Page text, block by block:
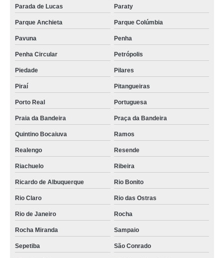
Parada de Lucas Paraty
Parque Anchieta Parque Colúmbia
Pavuna Penha
Penha Circular Petrópolis
Piedade Pilares
Piraí Pitangueiras
Porto Real Portuguesa
Praia da Bandeira Praça da Bandeira
Quintino Bocaiuva Ramos
Realengo Resende
Riachuelo Ribeira
Ricardo de Albuquerque Rio Bonito
Rio Claro Rio das Ostras
Rio de Janeiro Rocha
Rocha Miranda Sampaio
Sepetiba São Conrado